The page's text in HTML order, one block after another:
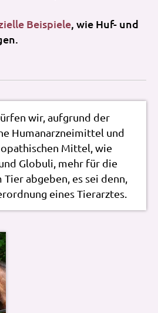
Beispiele, wie Huf- und
wir, aufgrund der
Humanarzneimittel und
Mittel, wie
Globuli, mehr für die
abgeben, es sei denn,
eines Tierarztes.